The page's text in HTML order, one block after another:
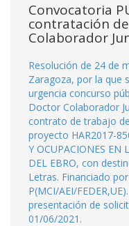
Convocatoria
contratación
Colaborador
Resolución de 24 de
Zaragoza, por la que
urgencia concurso
Doctor Colaborador
contrato de trabajo
proyecto HAR2017-
Y OCUPACIONES EN
DEL EBRO, con
Letras. Financiado
P(MCI/AEI/
presentación de
01/06/2021.